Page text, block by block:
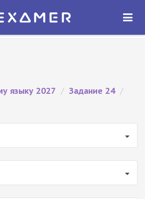
— ЕГЭ 2027
ОТКРЫТЬ
языку 2027 / Задание 24 /